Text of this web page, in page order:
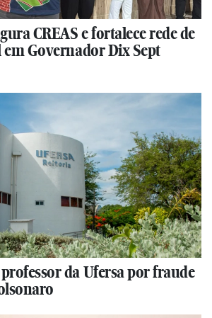
CREAS e fortalece rede de
Governador Dix Sept
da Ufersa por fraude